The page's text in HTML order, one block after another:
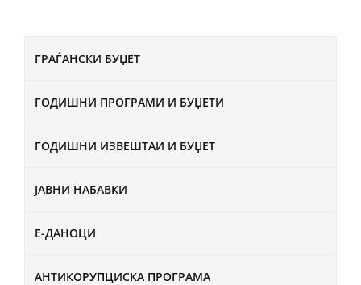
ГРАЃАНСКИ БУЏЕТ
ГОДИШНИ ПРОГРАМИ И БУЏЕТИ
ГОДИШНИ ИЗВЕШТАИ И БУЏЕТ
ЈАВНИ НАБАВКИ
Е-ДАНОЦИ
АНТИКОРУПЦИСКА ПРОГРАМА